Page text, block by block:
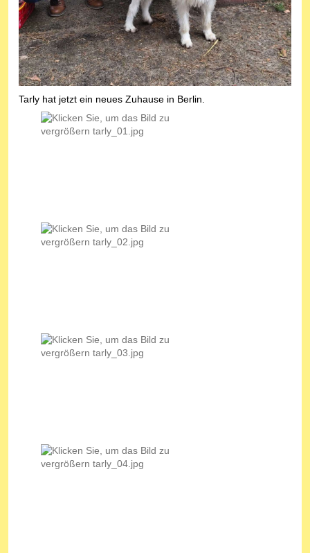
Tarly hat jetzt ein neues Zuhause in Berlin.